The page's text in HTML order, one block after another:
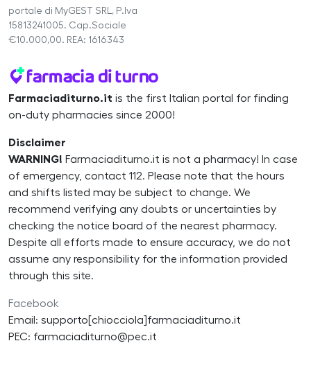
portale di MyGEST SRL, P.Iva
15813241005. Cap.Sociale
€10.000,00. REA: 1616343
Farmaciaditurno.it is the first Italian portal for finding
on-duty pharmacies since 2000!
Disclaimer
WARNING! Farmaciaditurno.it is not a pharmacy! In case
of emergency, contact 112. Please note that the hours
and shifts listed may be subject to change. We
recommend verifying any doubts or uncertainties by
checking the notice board of the nearest pharmacy.
Despite all efforts made to ensure accuracy, we do not
assume any responsibility for the information provided
through this site.
Facebook
Email: supporto[chiocciola]farmaciaditurno.it
PEC: farmaciaditurno@pec.it